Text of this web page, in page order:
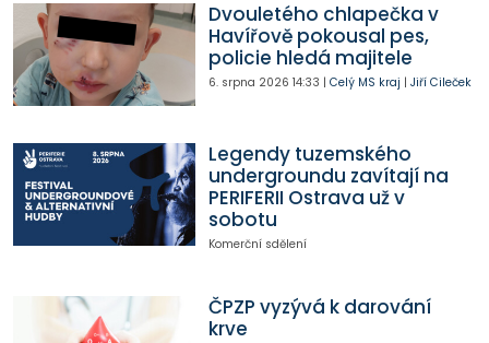
Dvouletého chlapečka v
Havířově pokousal pes,
policie hledá majitele
6. srpna 2026 14:33 | Celý MS kraj | Jiří Cileček
Legendy tuzemského
undergroundu zavítají na
PERIFERII Ostrava už v
sobotu
Komerční sdělení
ČPZP vyzývá k darování
krve